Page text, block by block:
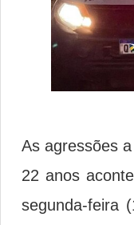
As agressões
22 anos
segunda-feira